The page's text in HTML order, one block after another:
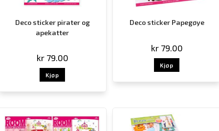
Deco sticker pirater og
apekatter
kr79.00
Kjøp
Deco sticker Papegøye
kr79.00
Kjøp